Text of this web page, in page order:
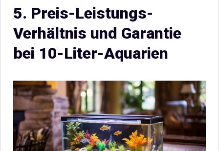
5. Preis-Leistungs-
Verhältnis und Garantie
bei 10-Liter-Aquarien